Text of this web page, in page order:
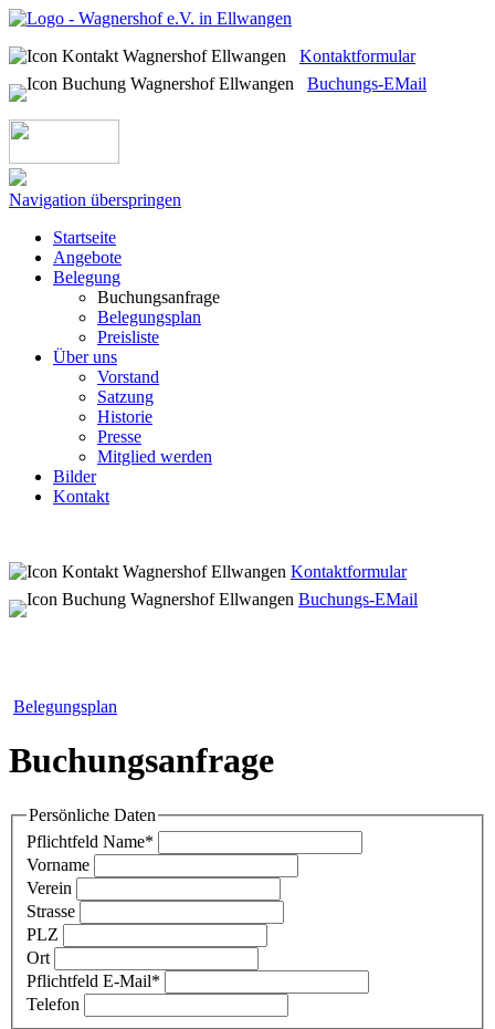
Kontaktformular
Buchungs-EMail
Navigation überspringen
Startseite
Angebote
Belegung
Buchungsanfrage
Belegungsplan
Preisliste
Über uns
Vorstand
Satzung
Historie
Presse
Mitglied werden
Bilder
Kontakt
Kontaktformular
Buchungs-EMail
Belegungsplan
Buchungsanfrage
Persönliche Daten
Pflichtfeld Name*
Vorname
Verein
Strasse
PLZ
Ort
Pflichtfeld E-Mail*
Telefon